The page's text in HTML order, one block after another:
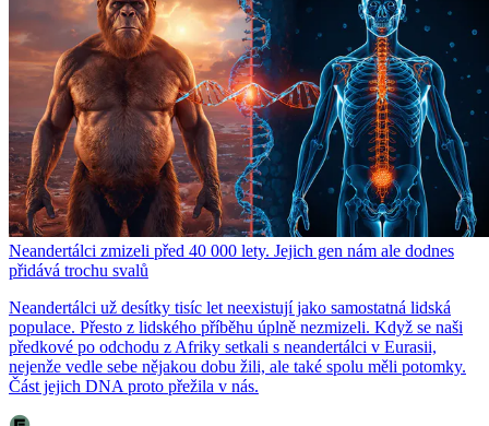
Neandertálci zmizeli před 40 000 lety. Jejich gen nám ale dodnes
přidává trochu svalů
Neandertálci už desítky tisíc let neexistují jako samostatná lidská
populace. Přesto z lidského příběhu úplně nezmizeli. Když se naši
předkové po odchodu z Afriky setkali s neandertálci v Eurasii,
nejenže vedle sebe nějakou dobu žili, ale také spolu měli potomky.
Část jejich DNA proto přežila v nás.